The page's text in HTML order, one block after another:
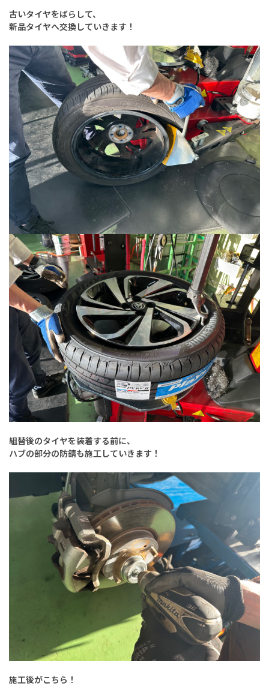
古いタイヤをばらして、
新品タイヤへ交換していきます！
組替後のタイヤを装着する前に、
ハブの部分の防錆も施工していきます！
施工後がこちら！